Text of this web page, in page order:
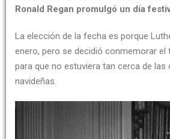
Ronald Regan promulgó un día
La elección de la fecha es porque
enero, pero se decidió conmemorar el
para que no estuviera tan cerca de las
navideñas.